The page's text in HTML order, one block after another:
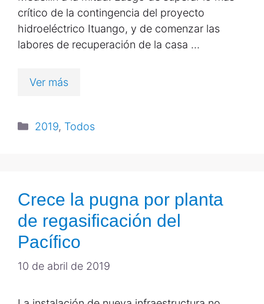
crítico de la contingencia del proyecto
hidroeléctrico Ituango, y de comenzar las
labores de recuperación de la casa …
Ver más
2019, Todos
Crece la pugna por planta
de regasificación del
Pacífico
10 de abril de 2019